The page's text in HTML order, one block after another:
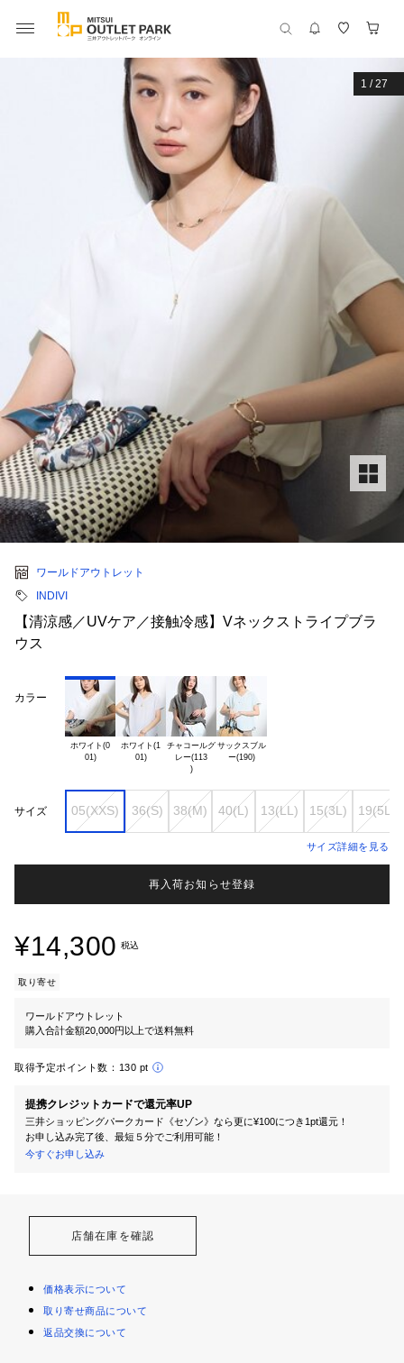
1 /27
ワールドアウトレット
INDIVI
【清涼感／UVケア／接触冷感】Vネックストライプブラ
ウス
カラー
ホワイト(0
01)
ホワイト(1
01)
チャコールグ
レー(113
)
サックスブル
サイズ 05(XXS) 36(S) 38(M) 40(L) 13(LL) 15(3L) 19(5L)
サイズ詳細を見る
再入荷お知らせ登録
¥14,300 税込
取り寄せ
ワールドアウトレット
購入合計金額20,000円以上で送料無料
取得予定ポイント数： 130 pt
提携クレジットカードで還元率UP
三井ショッピングパークカード《セゾン》なら更に¥100につき1pt還元！
お申し込み完了後、最短５分でご利用可能！
今すぐお申し込み
店舗在庫を確認
価格表示について
取り寄せ商品について
返品交換について